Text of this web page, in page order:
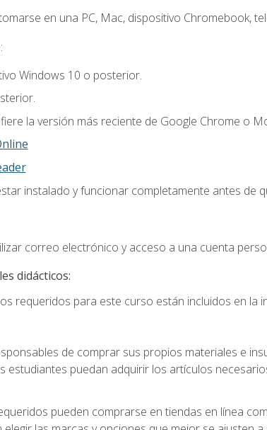
en una PC, Mac, dispositivo Chromebook,
Windows 10 o posterior.
la versión más reciente de Google Chrome o
instalado y funcionar completamente antes de
correo electrónico y acceso a una cuenta
didácticos:
requeridos para este curso están incluidos en la
de comprar sus propios materiales e
estudiantes puedan adquirir los artículos
pueden comprarse en tiendas en línea